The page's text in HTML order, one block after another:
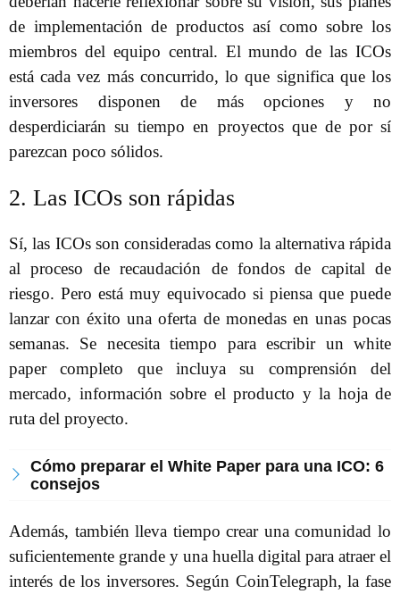
de implementación de productos así como sobre los
miembros del equipo central. El mundo de las ICOs
está cada vez más concurrido, lo que significa que los
inversores disponen de más opciones y no
desperdiciarán su tiempo en proyectos que de por sí
parezcan poco sólidos.
2. Las ICOs son rápidas
Sí, las ICOs son consideradas como la alternativa rápida
al proceso de recaudación de fondos de capital de
riesgo. Pero está muy equivocado si piensa que puede
lanzar con éxito una oferta de monedas en unas pocas
semanas. Se necesita tiempo para escribir un white
paper completo que incluya su comprensión del
mercado, información sobre el producto y la hoja de
ruta del proyecto.
Cómo preparar el White Paper para una ICO: 6
consejos
Además, también lleva tiempo crear una comunidad lo
suficientemente grande y una huella digital para atraer el
interés de los inversores. Según CoinTelegraph, la fase